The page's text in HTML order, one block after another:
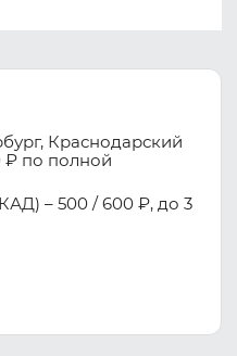
Краснодарский
₽ по полной
– 500 / 600 ₽, до 3